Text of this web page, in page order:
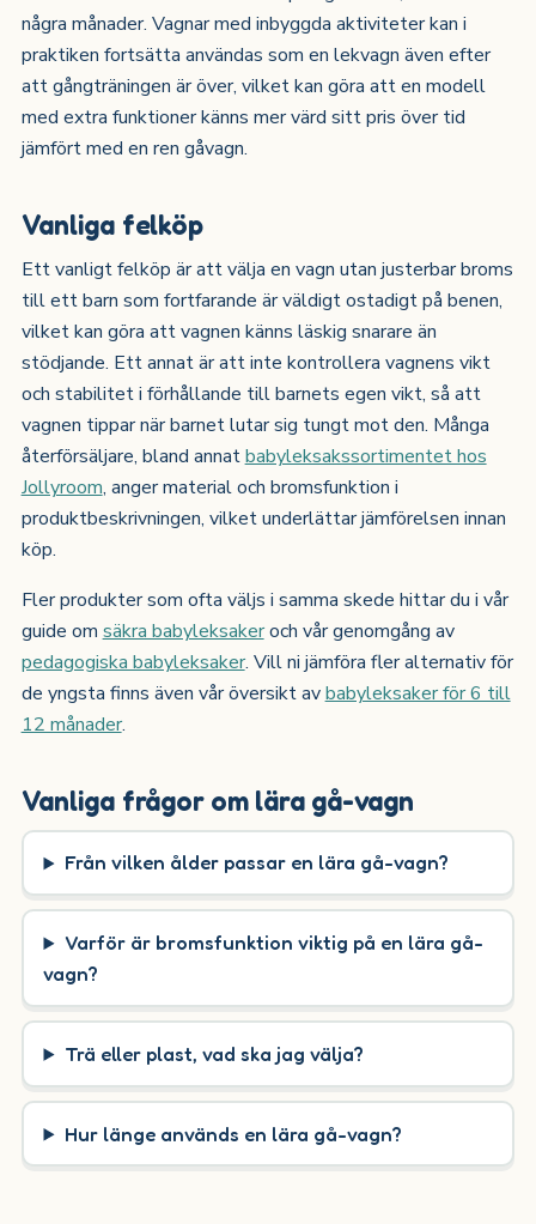
några månader. Vagnar med inbyggda aktiviteter kan i
praktiken fortsätta användas som en lekvagn även efter
att gångträningen är över, vilket kan göra att en modell
med extra funktioner känns mer värd sitt pris över tid
jämfört med en ren gåvagn.
Vanliga felköp
Ett vanligt felköp är att välja en vagn utan justerbar broms
till ett barn som fortfarande är väldigt ostadigt på benen,
vilket kan göra att vagnen känns läskig snarare än
stödjande. Ett annat är att inte kontrollera vagnens vikt
och stabilitet i förhållande till barnets egen vikt, så att
vagnen tippar när barnet lutar sig tungt mot den. Många
återförsäljare, bland annatbabyleksakssortimentet hos
Jollyroom, anger material och bromsfunktion i
produktbeskrivningen, vilket underlättar jämförelsen innan
köp.
Fler produkter som ofta väljs i samma skede hittar du i vår
guide om säkra babyleksakeroch vår genomgång av
pedagogiska babyleksaker. Vill ni jämföra fler alternativ för
de yngsta finns även vår översikt avbabyleksaker för 6 till
12 månader.
Vanliga frågor om lära gå-vagn
Från vilken ålder passar en lära gå-vagn?
Varför är bromsfunktion viktig på en lära gå-
vagn?
Trä eller plast, vad ska jag välja?
Hur länge används en lära gå-vagn?